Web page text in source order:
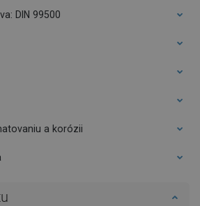
DIN 99500
a korózii